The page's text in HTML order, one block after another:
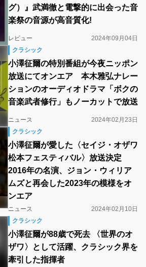
グ）』武満徹と電撃的に出会った音
楽祭の音源が高音質化!
レビュー
2024年09月04日
クラシック
小澤征爾の特別番組が今夜ニッポン
放送にてオンエア 本木雅弘ナレー
ションのオーディオドラマ「ボクの
音楽武者修行」もノーカットで放送
ニュース
2024年02月23日
クラシック
小澤征爾が愛した〈セイジ・オザワ
松本フェスティバル〉放送決定
2016年の名演、ジョン・ウィリア
ムズと再会した2023年の模様をオ
ンエア
ニュース
2024年02月10日
クラシック
小澤征爾が88歳で死去 〈世界のオ
ザワ〉として活躍、クラシック界を
牽引した指揮者